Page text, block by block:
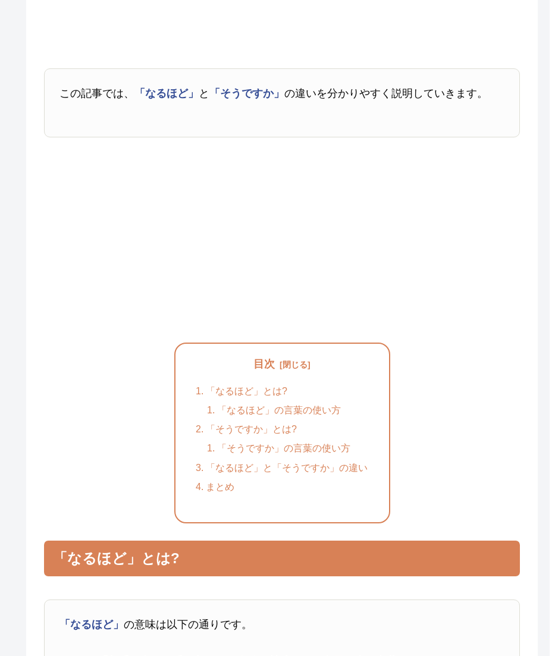
この記事では、 「なるほど」 と 「そうですか」の違いを分かりやすく説明していきます。
目次
「なるほど」とは?
「なるほど」の言葉の使い方
「そうですか」とは?
「そうですか」の言葉の使い方
「なるほど」と「そうですか」の違い
まとめ
「なるほど」とは?
「なるほど」の意味は以下の通りです。